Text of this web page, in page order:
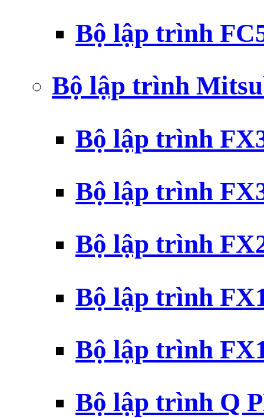
Bộ lập trình
Bộ lập trình
Bộ lập trình
Bộ lập trình
Bộ lập trình
Bộ lập trình
Bộ lập trình
Bộ lập trình Q